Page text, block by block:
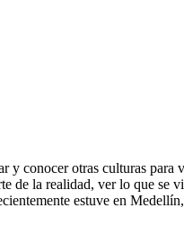
y conocer otras culturas para
de la realidad, ver lo que se
estuve en Medellín,